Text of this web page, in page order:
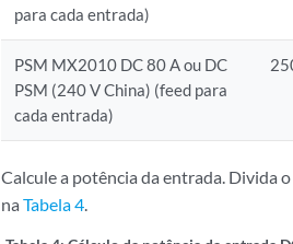
para cada entrada)
PSM MX2010 DC 80 A ou DC
PSM (240 V China) (feed para
cada entrada)
Calcule a potência da entrada. Divida
naTabela 4.